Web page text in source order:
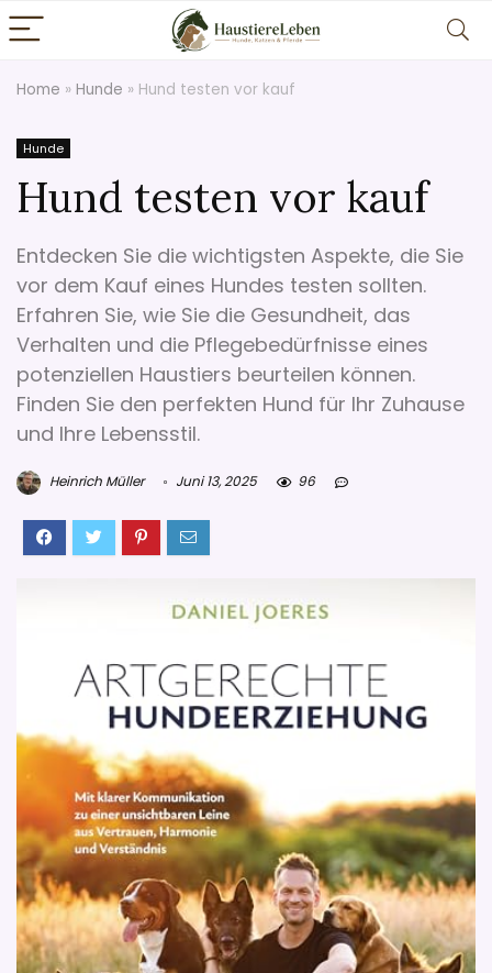
Home » Hunde » Hund testen vor kauf
Hunde
Hund testen vor kauf
Entdecken Sie die wichtigsten Aspekte, die Sie
vor dem Kauf eines Hundes testen sollten.
Erfahren Sie, wie Sie die Gesundheit, das
Verhalten und die Pflegebedürfnisse eines
potenziellen Haustiers beurteilen können.
Finden Sie den perfekten Hund für Ihr Zuhause
und Ihre Lebensstil.
Heinrich Müller Juni 13, 2025 96